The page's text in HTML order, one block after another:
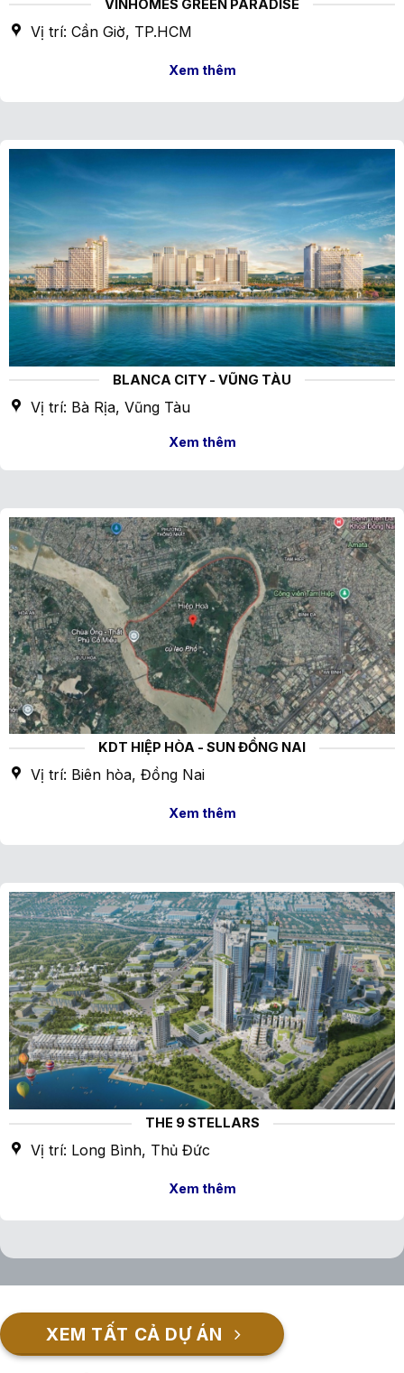
VINHOMES GREEN PARADISE
Vị trí: Cần Giờ, TP.HCM
Xem thêm
BLANCA CITY - VŨNG TÀU
Vị trí: Bà Rịa, Vũng Tàu
Xem thêm
KDT HIỆP HÒA - SUN ĐỒNG NAI
Vị trí: Biên hòa, Đồng Nai
Xem thêm
THE 9 STELLARS
Vị trí: Long Bình, Thủ Đức
Xem thêm
XEM TẤT CẢ DỰ ÁN